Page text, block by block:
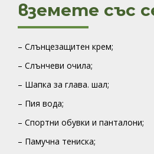
вземете със
– Слънцезащитен крем;
– Слънчеви очила;
– Шапка за глава. шал;
– Пия вода;
– Спортни обувки и панталони;
– Памучна тениска;